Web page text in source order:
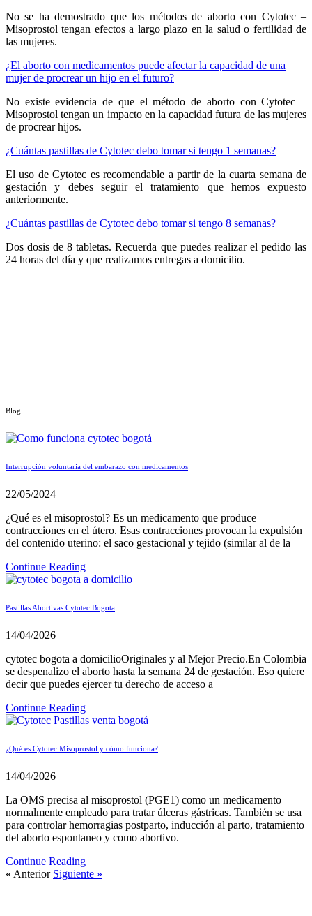
No se ha demostrado que los métodos de aborto con Cytotec –
Misoprostol tengan efectos a largo plazo en la salud o fertilidad de
las mujeres.
¿El aborto con medicamentos puede afectar la capacidad de una
mujer de procrear un hijo en el futuro?
No existe evidencia de que el método de aborto con Cytotec –
Misoprostol tengan un impacto en la capacidad futura de las mujeres
de procrear hijos.
¿Cuántas pastillas de Cytotec debo tomar si tengo 1 semanas?
El uso de Cytotec es recomendable a partir de la cuarta semana de
gestación y debes seguir el tratamiento que hemos expuesto
anteriormente.
¿Cuántas pastillas de Cytotec debo tomar si tengo 8 semanas?
Dos dosis de 8 tabletas. Recuerda que puedes realizar el pedido las
24 horas del día y que realizamos entregas a domicilio.
Blog
Interrupción voluntaria del embarazo con medicamentos
22/05/2024
¿Qué es el misoprostol? Es un medicamento que produce
contracciones en el útero. Esas contracciones provocan la expulsión
del contenido uterino: el saco gestacional y tejido (similar al de la
Continue Reading
Pastillas Abortivas Cytotec Bogota
14/04/2026
cytotec bogota a domicilioOriginales y al Mejor Precio.En Colombia
se despenalizo el aborto hasta la semana 24 de gestación. Eso quiere
decir que puedes ejercer tu derecho de acceso a
Continue Reading
¿Qué es Cytotec Misoprostol y cómo funciona?
14/04/2026
La OMS precisa al misoprostol (PGE1) como un medicamento
normalmente empleado para tratar úlceras gástricas. También se usa
para controlar hemorragias postparto, inducción al parto, tratamiento
del aborto espontaneo y como abortivo.
Continue Reading
« Anterior Siguiente »